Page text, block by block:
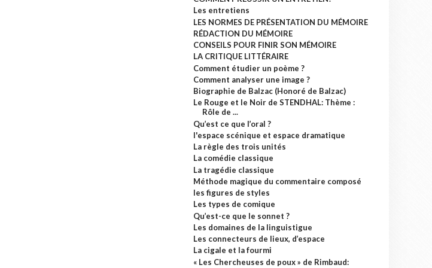
Les entretiens
LES NORMES DE PRÉSENTATION DU MÉMOIRE
RÉDACTION DU MÉMOIRE
CONSEILS POUR FINIR SON MÉMOIRE
LA CRITIQUE LITTÉRAIRE
Comment étudier un poème ?
Comment analyser une image ?
Biographie de Balzac (Honoré de Balzac)
Le Rouge et le Noir de STENDHAL: Thème :
Rôle de ...
Qu’est ce que l’oral ?
l'espace scénique et espace dramatique
La règle des trois unités
La comédie classique
La tragédie classique
Méthode magique du commentaire composé
les figures de styles
Les types de comique
Qu’est-ce que le sonnet ?
Les domaines de la linguistigue
Les connecteurs de lieux, d’espace
La cigale et la fourmi
« Les Chercheuses de poux » de Rimbaud: